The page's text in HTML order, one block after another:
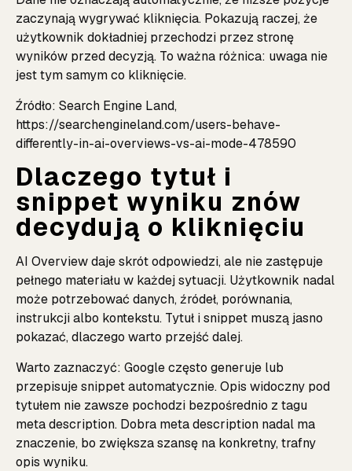
zaczynają wygrywać kliknięcia. Pokazują raczej, że
użytkownik dokładniej przechodzi przez stronę
wyników przed decyzją. To ważna różnica: uwaga nie
jest tym samym co kliknięcie.
Źródło: Search Engine Land,
https://searchengineland.com/users-behave-
differently-in-ai-overviews-vs-ai-mode-478590
Dlaczego tytuł i
snippet wyniku znów
decydują o kliknięciu
AI Overview daje skrót odpowiedzi, ale nie zastępuje
pełnego materiału w każdej sytuacji. Użytkownik nadal
może potrzebować danych, źródeł, porównania,
instrukcji albo kontekstu. Tytuł i snippet muszą jasno
pokazać, dlaczego warto przejść dalej.
Warto zaznaczyć: Google często generuje lub
przepisuje snippet automatycznie. Opis widoczny pod
tytułem nie zawsze pochodzi bezpośrednio z tagu
meta description. Dobra meta description nadal ma
znaczenie, bo zwiększa szansę na konkretny, trafny
opis wyniku.